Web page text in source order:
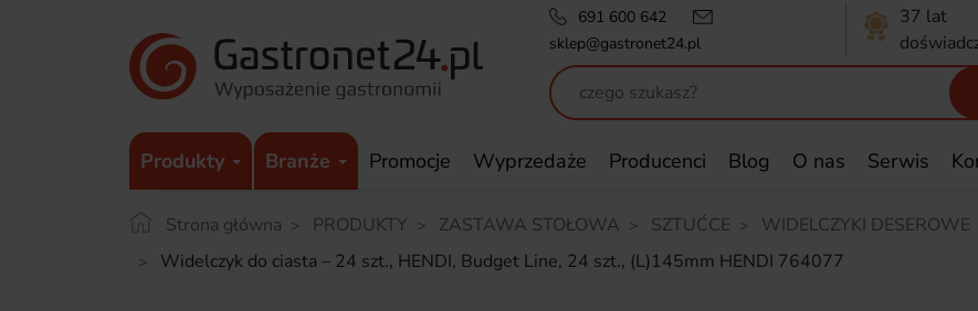
691 600 642
sklep@gastronet24.pl
37 lat
Produkty Branże Promocje Wyprzedaże Producenci Blog O nas Serwis
Strona główna PRODUKTY ZASTAWA STOŁOWA SZTUĆCE
WIDELCZYKI DESEROWE
Widelczyk do ciasta – 24 szt., HENDI, Budget Line, 24 szt., (L)145mm HENDI 764077